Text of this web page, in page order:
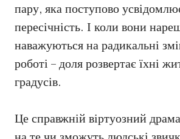
пару, яка поступово
пересічність. І коли вони
наважуються на радикальні
роботі – доля розвертає їхні
градусів.
Це справжній віртуозний